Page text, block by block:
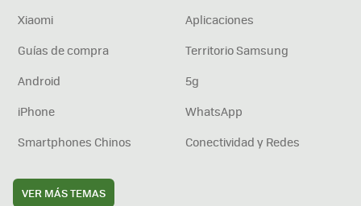
Xiaomi
Aplicaciones
Guías de compra
Territorio Samsung
Android
5g
iPhone
WhatsApp
Smartphones Chinos
Conectividad y Redes
VER MÁS TEMAS